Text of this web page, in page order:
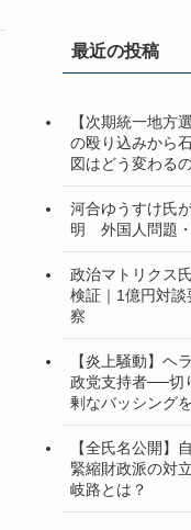
ブ最近の投稿
【次期統一地方
の殴り込みから
図はどう変わる
河合ゆうすけ氏
明 外国人問題
政治マトリクス
検証｜1億円対
察
【炎上騒動】ヘ
政党支持者──切
剰なバッシング
【全氏名公開】
緊縮財政派の対
岐路とは？